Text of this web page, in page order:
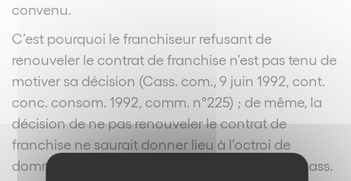
convenu.
C’est pourquoi le franchiseur refusant de
renouveler le contrat de franchise n’est pas tenu de
motiver sa décision (Cass. com., 9 juin 1992, cont.
conc. consom. 1992, comm. n°225) ; de même, la
décision de ne pas renouveler le contrat de
franchise ne saurait donner lieu à l’octroi de
dommages et intérêts au profit du franchisé (Cass.